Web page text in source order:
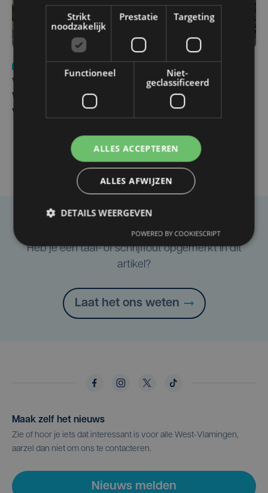
Vier Oostendse gynaecologen versterken dienst in AZ
West, dat ook een nieuwe voltijdse gynaecoloog
verwelkomt
Taalfout opgemerkt?
Heb je een taal- of schrijffout opgemerkt in dit
artikel?
Laat het ons weten
Maak zelf het nieuws
Zie of hoor je iets dat interessant is voor alle West-Vlamingen,
aarzel dan niet om ons te contacteren.
Nieuws melden
Strikt
noodzakelijk
Prestatie Targeting
Functioneel
Niet-
geclassificeerd
ALLES ACCEPTEREN
ALLES AFWIJZEN
DETAILS WEERGEVEN
POWERED BY COOKIESCRIPT